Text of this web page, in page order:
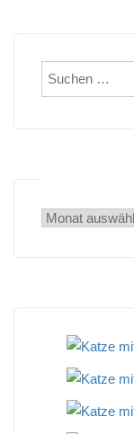
Suchen
nach:
Archiv